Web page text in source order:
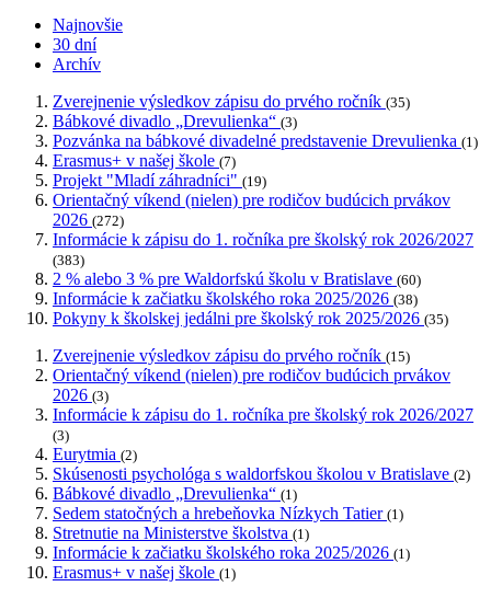
Najnovšie
30 dní
Archív
Zverejnenie výsledkov zápisu do prvého ročník (35)
Bábkové divadlo „Drevulienka“ (3)
Pozvánka na bábkové divadelné predstavenie Drevulienka (1)
Erasmus+ v našej škole (7)
Projekt "Mladí záhradníci" (19)
Orientačný víkend (nielen) pre rodičov budúcich prvákov
2026 (272)
Informácie k zápisu do 1. ročníka pre školský rok 2026/2027
(383)
2 % alebo 3 % pre Waldorfskú školu v Bratislave (60)
Informácie k začiatku školského roka 2025/2026 (38)
Pokyny k školskej jedálni pre školský rok 2025/2026 (35)
Zverejnenie výsledkov zápisu do prvého ročník (15)
Orientačný víkend (nielen) pre rodičov budúcich prvákov
2026 (3)
Informácie k zápisu do 1. ročníka pre školský rok 2026/2027
(3)
Eurytmia (2)
Skúsenosti psychológa s waldorfskou školou v Bratislave (2)
Bábkové divadlo „Drevulienka“ (1)
Sedem statočných a hrebeňovka Nízkych Tatier (1)
Stretnutie na Ministerstve školstva (1)
Informácie k začiatku školského roka 2025/2026 (1)
Erasmus+ v našej škole (1)